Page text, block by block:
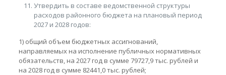
Утвердить в составе ведомственной структуры
расходов районного бюджета на плановый период
2027 и 2028 годов:
1) общий объем бюджетных ассигнований,
направляемых на исполнение публичных нормативных
обязательств, на 2027 год в сумме 79727,9 тыс. рублей и
на 2028 год в сумме 82441,0 тыс. рублей;